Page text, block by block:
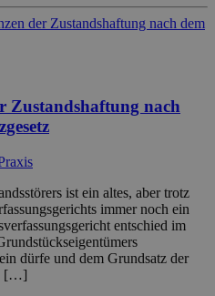
Zustandshaftung nach
ist ein altes, aber trotz
immer noch ein
entschied im
dürfe und dem Grundsatz der
[…]